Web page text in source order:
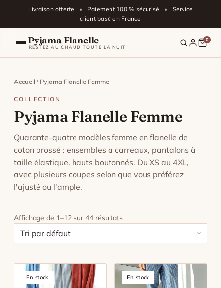
Aller au contenu
Livraison offerte • Paiement 100 % sécurisé •
Service
client basé en France
Pyjama Flanelle
RESTEZ AU CHAUD TOUTE LA NUIT
Blog
Pyjama Flanelle Homme
Pyjama Flanelle Femme
Pyjama Flanelle Enfant
FAQ
Suivre ma commande
0
Accueil / Pyjama Flanelle Femme
COLLECTION
Pyjama Flanelle Femme
Quarante-quatre modèles femme en flanelle de
coton brossé : ensembles à carreaux, pantalons à
taille élastique, hauts boutonnés. Du XS au 4XL,
avec plusieurs coupes selon que vous préférez
l'ajusté ou l'ample.
Affichage de 1–12 sur 44 résultats
En stock En stock